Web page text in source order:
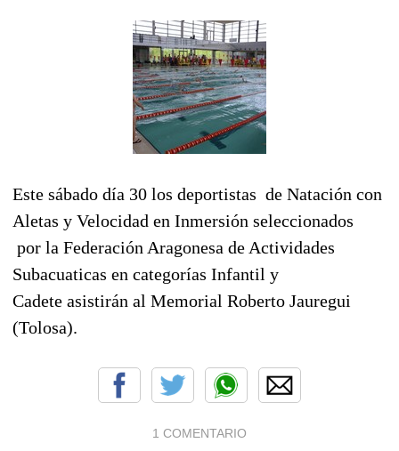
Este sábado día 30 los deportistas de Natación con
Aletas y Velocidad en Inmersión seleccionados
por la Federación Aragonesa de Actividades
Subacuaticas en categorías Infantil y
Cadete asistirán al Memorial Roberto Jauregui
(Tolosa).
1 COMENTARIO